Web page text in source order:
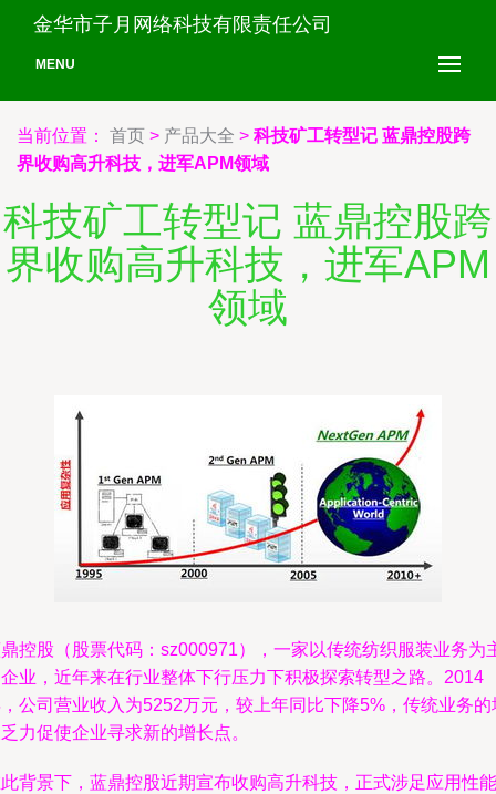
金华市子月网络科技有限责任公司
MENU
当前位置： 首页 > 产品大全 > 科技矿工转型记 蓝鼎控股跨
界收购高升科技，进军APM领域
科技矿工转型记 蓝鼎控股跨
界收购高升科技，进军APM
领域
控股（股票代码：sz000971），一家以传统纺织服装业务为
业，近年来在行业整体下行压力下积极探索转型之路。2014
公司营业收入为5252万元，较上年同比下降5%，传统业务的
力促使企业寻求新的增长点。
背景下，蓝鼎控股近期宣布收购高升科技，正式涉足应用性能